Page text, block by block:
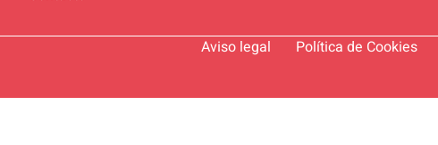
Aviso legal Política de Cookies